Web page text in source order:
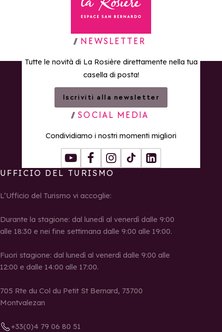
Torna alla home page
NEWSLETTER
Tutte le novità di La Rosière direttamente nella tua
casella di posta!
Iscriviti alla newsletter
SOCIAL MEDIA
Condividiamo i nostri momenti migliori
YoutubeFacebookInstagram
Tiktok LinkedIn
UFFICIO DEL TURISMO
L’Ufficio del Turismo vi accoglie:
Durante la stagione: dal lunedì al venerdì dalle 9:00
alle 18:30 e nei fine settimana dalle 9:00 alle 19:00.
Fuori stagione: dal lunedì al venerdì dalle 9:00 alle
12:00 e dalle 14:00 alle 17:00.
705 Rte du Col du Petit St Bernard, 73700
Montvalezan
+33(0)4 79 06 80 51